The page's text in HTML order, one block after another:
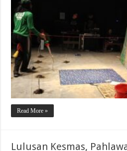
Read More »
Lulusan Kesmas,